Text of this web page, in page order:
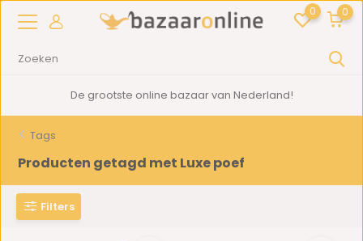
0 0
De grootste online bazaar van Nederland!
Tags
Producten getagd met Luxe poef
Filters